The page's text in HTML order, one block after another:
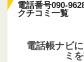
電話番号090-
クチコミ一覧
電話帳ナビ
ミ